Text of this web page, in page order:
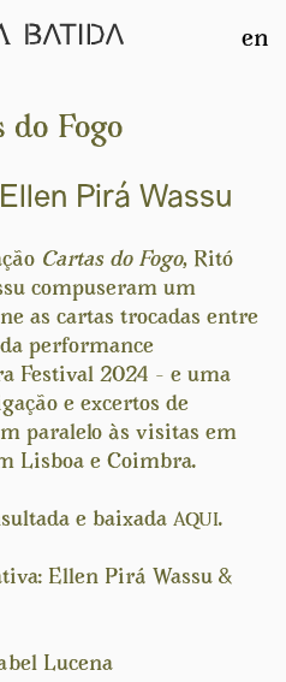
en
do Fogo
Pirá Wassu
Cartas do Fogo, Ritó
compuseram um
as cartas trocadas entre
performance
Festival 2024 – e uma
e excertos de
paralelo às visitas em
Lisboa e Coimbra.
e baixada AQUI.
Ellen Pirá Wassu &
Lucena